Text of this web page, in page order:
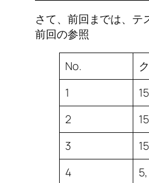
さて、前回までは、テ
前回の参照
No.
1
2
3
4